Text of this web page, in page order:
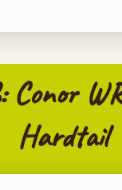
Conor
Hardtail